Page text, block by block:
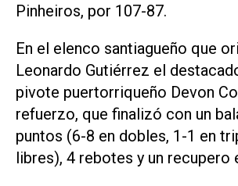
Pinheiros, por 107-87.
En el elenco santiagueño que
Leonardo Gutiérrez el
pivote puertorriqueño Devon
refuerzo, que finalizó con un
puntos (6-8 en dobles, 1-1 en
libres), 4 rebotes y un recupero